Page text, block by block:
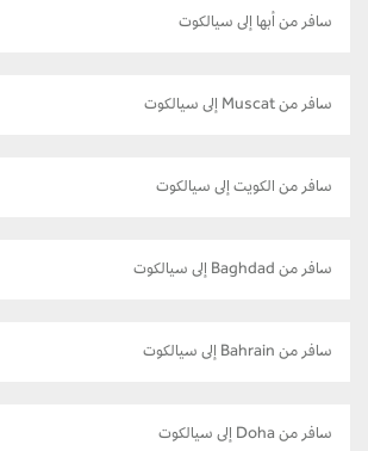
سافر من أبها إلى سيالكوت
سافر من Muscat إلى سيالكوت
سافر من الكويت إلى سيالكوت
سافر من Baghdad إلى سيالكوت
سافر من Bahrain إلى سيالكوت
سافر من Doha إلى سيالكوت